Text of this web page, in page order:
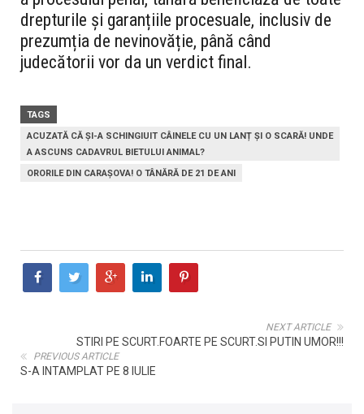
drepturile și garanțiile procesuale, inclusiv de
prezumția de nevinovăție, până când
judecătorii vor da un verdict final.
TAGS
ACUZATĂ CĂ ȘI-A SCHINGIUIT CÂINELE CU UN LANȚ ȘI O SCARĂ! UNDE
A ASCUNS CADAVRUL BIETULUI ANIMAL?
ORORILE DIN CARAȘOVA! O TÂNĂRĂ DE 21 DE ANI
NEXT ARTICLE
STIRI PE SCURT.FOARTE PE SCURT.SI PUTIN UMOR!!!
PREVIOUS ARTICLE
S-A INTAMPLAT PE 8 IULIE